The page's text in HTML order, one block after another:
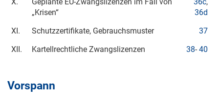
„Krisen“
36d
XI.
Schutzzertifikate, Gebrauchsmuster
37
XII.
Kartellrechtliche Zwangslizenzen 38- 40
Vorspann